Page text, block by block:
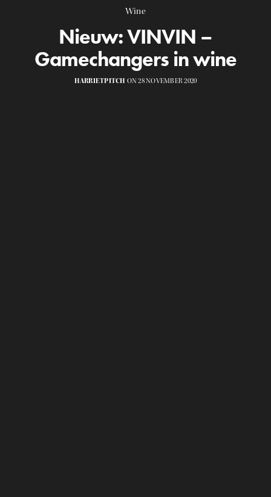
Wine
Nieuw: VINVIN –
Gamechangers in wine
HARRIETPITCH ON 28 NOVEMBER 2020